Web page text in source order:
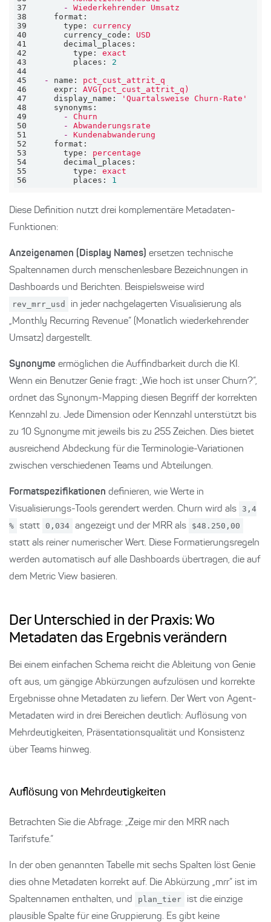
37
- Wiederkehrender Umsatz
38
format:
39
type:
currency
40
currency_code:
USD
41
decimal_places:
42
type:
exact
43
places:
2
44
45
- name:
pct_cust_attrit_q
46
expr:
AVG(pct_cust_attrit_q)
47
display_name:
'Quartalsweise Churn-Rate'
48
synonyms:
49
-
Churn
50
-
Abwanderungsrate
51
-
Kundenabwanderung
52
format:
53
type:
percentage
54
decimal_places:
55
type:
exact
56
places: 1
Diese Definition nutzt drei komplementäre Metadaten-
Funktionen:
Anzeigenamen (Display Names) ersetzen technische
Spaltennamen durch menschenlesbare Bezeichnungen in
Dashboards und Berichten. Beispielsweise wird
rev_mrr_usd
in jeder nachgelagerten Visualisierung als
„Monthly Recurring Revenue“ (Monatlich wiederkehrender
Umsatz) dargestellt.
Synonyme ermöglichen die Auffindbarkeit durch die KI.
Wenn ein Benutzer Genie fragt: „Wie hoch ist unser Churn?“,
ordnet das Synonym-Mapping diesen Begriff der korrekten
Kennzahl zu. Jede Dimension oder Kennzahl unterstützt bis
zu 10 Synonyme mit jeweils bis zu 255 Zeichen. Dies bietet
ausreichend Abdeckung für die Terminologie-Variationen
zwischen verschiedenen Teams und Abteilungen.
Formatspezifikationen definieren, wie Werte in
Visualisierungs-Tools gerendert werden. Churn wird als
3,4
%
statt 0,034 angezeigt und der MRR als $48.250,00
statt als reiner numerischer Wert. Diese Formatierungsregeln
werden automatisch auf alle Dashboards übertragen, die auf
dem Metric View basieren.
Der Unterschied in der Praxis: Wo
Metadaten das Ergebnis verändern
Bei einem einfachen Schema reicht die Ableitung von Genie
oft aus, um gängige Abkürzungen aufzulösen und korrekte
Ergebnisse ohne Metadaten zu liefern. Der Wert von Agent-
Metadaten wird in drei Bereichen deutlich: Auflösung von
Mehrdeutigkeiten, Präsentationsqualität und Konsistenz
über Teams hinweg.
Auflösung von Mehrdeutigkeiten
Betrachten Sie die Abfrage: „Zeige mir den MRR nach
Tarifstufe.“
In der oben genannten Tabelle mit sechs Spalten löst Genie
dies ohne Metadaten korrekt auf. Die Abkürzung „mrr“ ist im
Spaltennamen enthalten, und
plan_tier
ist die einzige
plausible Spalte für eine Gruppierung. Es gibt keine